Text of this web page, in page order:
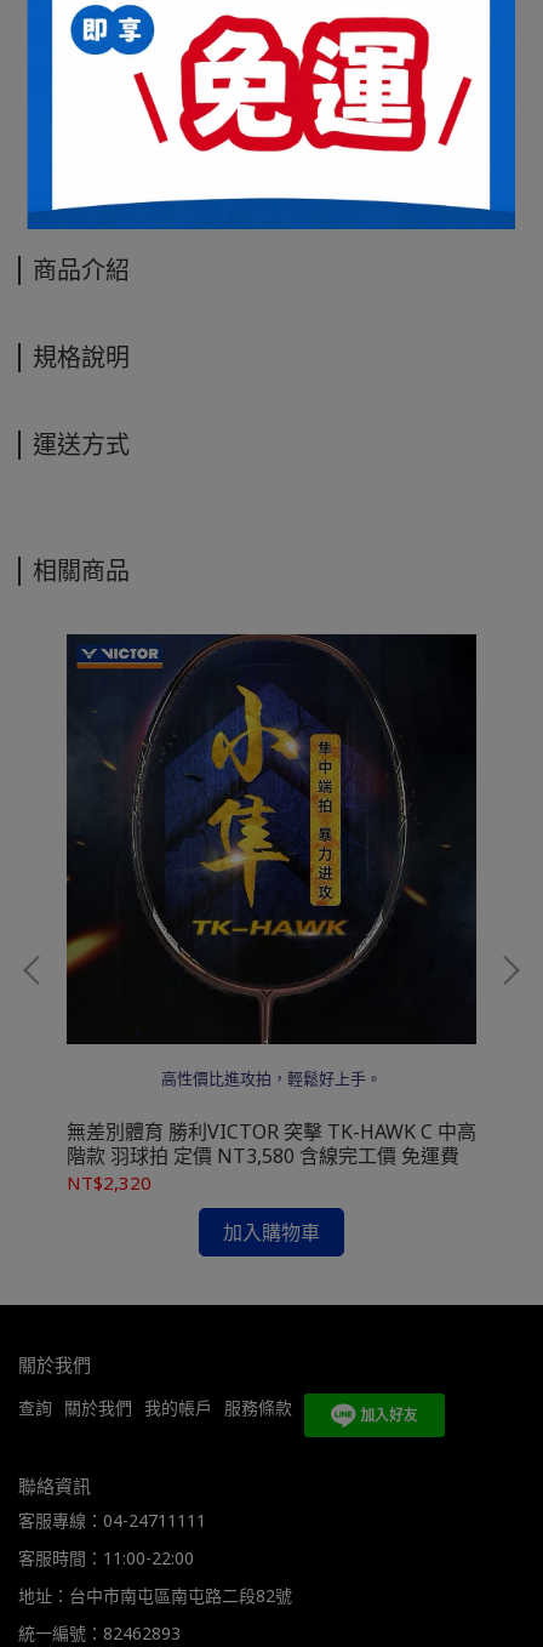
商品介紹 規格說明 運送方式
商品介紹
規格說明
運送方式
相關商品
高性價比進攻拍，輕鬆好上手。
無差別體育 勝利VICTOR 突擊 TK-HAWK C 中高
階款 羽球拍 定價 NT3,580 含線完工價 免運費
NT$2,320
加入購物車
關於我們
查詢 關於我們 我的帳戶 服務條款
聯絡資訊
客服專線：04-24711111
客服時間：11:00-22:00
地址：台中市南屯區南屯路二段82號
統一編號：82462893